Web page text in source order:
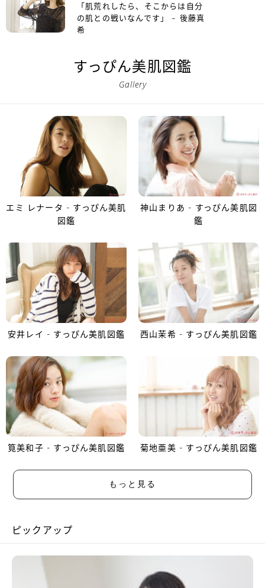
「肌荒れしたら、そこからは自分
の肌との戦いなんです」 – 後藤真
希
すっぴん美肌図鑑
Gallery
エミ レナータ - すっぴん美肌
図鑑
神山まりあ - すっぴん美肌図
鑑
安井レイ - すっぴん美肌図鑑 西山茉希 - すっぴん美肌図鑑
筧美和子 - すっぴん美肌図鑑 菊地亜美 - すっぴん美肌図鑑
もっと見る
ピックアップ